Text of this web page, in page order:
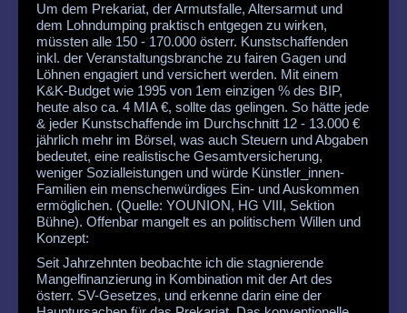
Um dem Prekariat, der Armutsfalle, Altersarmut und
dem Lohndumping praktisch entgegen zu wirken,
müssten alle 150 - 170.000 österr. Kunstschaffenden
inkl. der Veranstaltungsbranche zu fairen Gagen und
Löhnen engagiert und versichert werden. Mit einem
K&K-Budget wie 1995 von 1em einzigen % des BIP,
heute also ca. 4 MIA €, sollte das gelingen. So hätte jede
& jeder Kunstschaffende im Durchschnitt 12 - 13.000 €
jährlich mehr im Börsel, was auch Steuern und Abgaben
bedeutet, eine realistische Gesamtversicherung,
weniger Sozialleistungen und würde Künstler_innen-
Familien ein menschenwürdiges Ein- und Auskommen
ermöglichen. (Quelle: YOUNION, HG VIII, Sektion
Bühne). Offenbar mangelt es an politischem Willen und
Konzept:
Seit Jahrzehnten beobachte ich die stagnierende
Mangelfinanzierung in Kombination mit der Art des
österr. SV-Gesetzes, und erkenne darin eine der